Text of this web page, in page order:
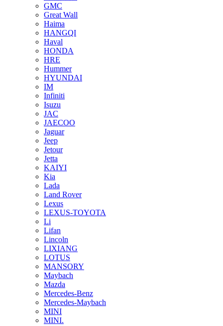
GMC
Great Wall
Haima
HANGQI
Haval
HONDA
HRE
Hummer
HYUNDAI
IM
Infiniti
Isuzu
JAC
JAECOO
Jaguar
Jeep
Jetour
Jetta
KAIYI
Kia
Lada
Land Rover
Lexus
LEXUS-TOYOTA
Li
Lifan
Lincoln
LIXIANG
LOTUS
MANSORY
Maybach
Mazda
Mercedes-Benz
Mercedes-Maybach
MINI
MINI.